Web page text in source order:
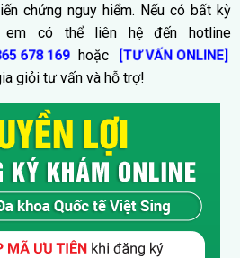
chứng nguy hiểm. Nếu có bất kỳ
em có thể liên hệ đến hotline
678 169 hoặc [TƯ VẤN ONLINE]
giỏi tư vấn và hỗ trợ!